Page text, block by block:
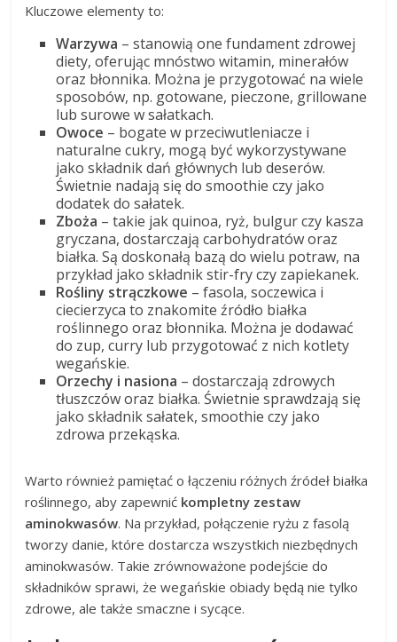
Kluczowe elementy to:
Warzywa – stanowią one fundament zdrowej
diety, oferując mnóstwo witamin, minerałów
oraz błonnika. Można je przygotować na wiele
sposobów, np. gotowane, pieczone, grillowane
lub surowe w sałatkach.
Owoce – bogate w przeciwutleniacze i
naturalne cukry, mogą być wykorzystywane
jako składnik dań głównych lub deserów.
Świetnie nadają się do smoothie czy jako
dodatek do sałatek.
Zboża – takie jak quinoa, ryż, bulgur czy kasza
gryczana, dostarczają carbohydratów oraz
białka. Są doskonałą bazą do wielu potraw, na
przykład jako składnik stir-fry czy zapiekanek.
Rośliny strączkowe – fasola, soczewica i
ciecierzyca to znakomite źródło białka
roślinnego oraz błonnika. Można je dodawać
do zup, curry lub przygotować z nich kotlety
wegańskie.
Orzechy i nasiona – dostarczają zdrowych
tłuszczów oraz białka. Świetnie sprawdzają się
jako składnik sałatek, smoothie czy jako
zdrowa przekąska.
Warto również pamiętać o łączeniu różnych źródeł białka
roślinnego, aby zapewnić kompletny zestaw
aminokwasów. Na przykład, połączenie ryżu z fasolą
tworzy danie, które dostarcza wszystkich niezbędnych
aminokwasów. Takie zrównoważone podejście do
składników sprawi, że wegańskie obiady będą nie tylko
zdrowe, ale także smaczne i sycące.